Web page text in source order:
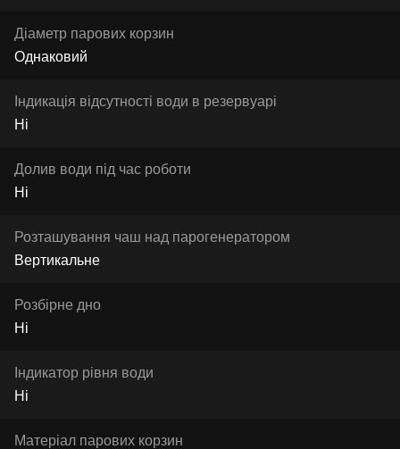
Діаметр парових корзин
Однаковий
Індикація відсутності води в резервуарі
Ні
Долив води під час роботи
Ні
Розташування чаш над парогенератором
Вертикальне
Розбірне дно
Ні
Індикатор рівня води
Ні
Матеріал парових корзин